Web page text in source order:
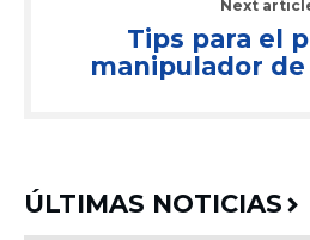
Next
Tips para el
manipulador
ÚLTIMAS NOTICIAS